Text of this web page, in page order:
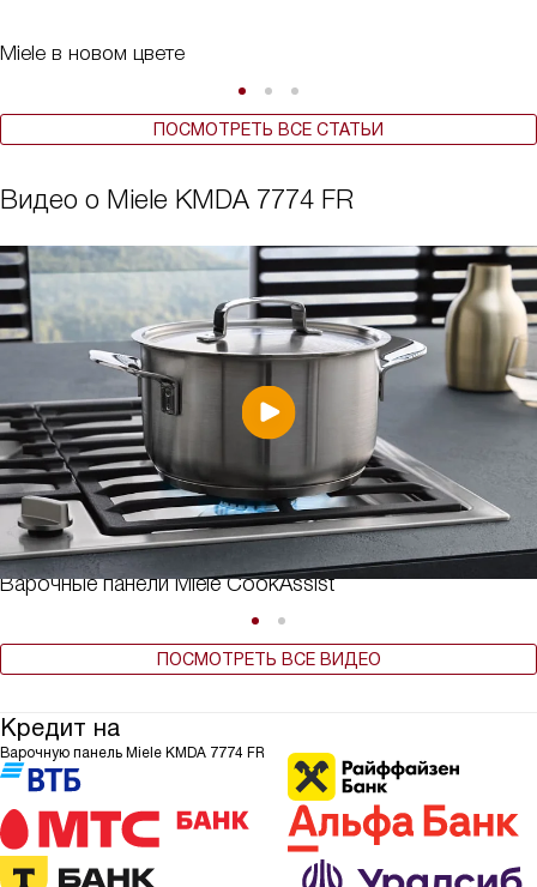
Miele в новом цвете
ПОСМОТРЕТЬ ВСЕ СТАТЬИ
Видео о Miele KMDA 7774 FR
Варочные панели Miele CookAssist
ПОСМОТРЕТЬ ВСЕ ВИДЕО
Кредит на
Варочную панель Miele KMDA 7774 FR